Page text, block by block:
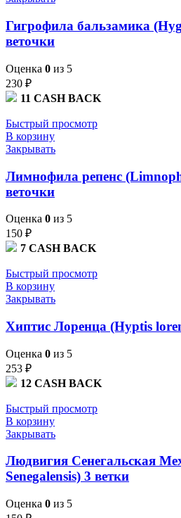
Гигрофила бальзамика
веточки
Оценка 0 из 5
230 ₽
11 CASH BACK
Быстрый просмотр
В корзину
Закрывать
Лимнофила репенс
веточки
Оценка 0 из 5
150 ₽
7 CASH BACK
Быстрый просмотр
В корзину
Закрывать
Хиптис Лоренца (Hyptis
Оценка 0 из 5
253 ₽
12 CASH BACK
Быстрый просмотр
В корзину
Закрывать
Людвигия Сенегальская
Senegalensis) 3 ветки
Оценка 0 из 5